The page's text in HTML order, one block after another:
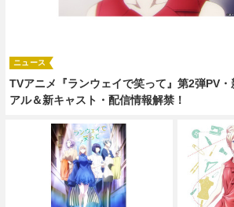
TVアニメ『ランウェイで笑って』第2弾PV
アル＆新キャスト・配信情報解禁！
ニュース